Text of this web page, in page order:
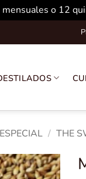
mensuales o 12
/ THE